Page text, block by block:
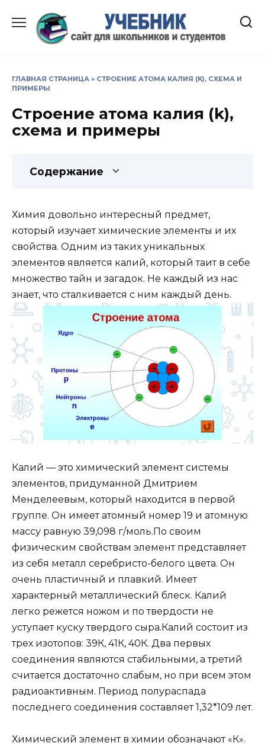
содержанию
ГЛАВНАЯ СТРАНИЦА » СТРОЕНИЕ АТОМА КАЛИЯ (K), СХЕМА И
ПРИМЕРЫ
Строение атома калия (k),
схема и примеры
Содержание
Химия довольно интересный предмет,
который изучает химические элементы и их
свойства. Одним из таких уникальных
элементов является калий, который таит в себе
множество тайн и загадок. Не каждый из нас
знает, что сталкивается с ним каждый день.
Калий — это химический элемент системы
элементов, придуманной Дмитрием
Менделеевым, который находится в первой
группе. Он имеет атомный номер 19 и атомную
массу равную 39,098 г/моль.По своим
физическим свойствам элемент представляет
из себя металл серебристо-белого цвета. Он
очень пластичный и плавкий. Имеет
характерный металлический блеск. Калий
легко режется ножом и по твердости не
уступает куску твердого сыра.Калий состоит из
трех изотопов: 39К, 41К, 40К. Два первых
соединения являются стабильными, а третий
считается достаточно слабым, но при всем этом
радиоактивным. Период полураспада
последнего соединения составляет 1,32*109 лет.
Химический элемент в химии обозначают «К».